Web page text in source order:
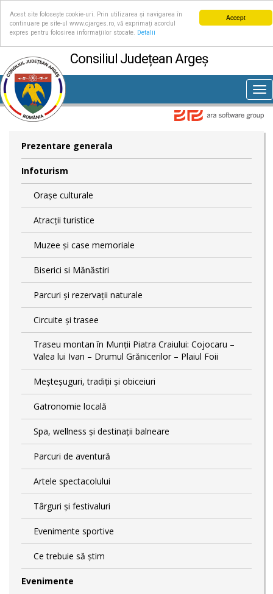
Accept
Acest site folosește cookie-uri. Prin utilizarea și navigarea în
continuare pe site-ul www.cjarges.ro, vă exprimați acordul
expres pentru folosirea informațiilor stocate.
Detalii
Consiliul Județean Argeș
Prezentare generala
Infoturism
Orașe culturale
Atracții turistice
Muzee și case memoriale
Biserici si Mănăstiri
Parcuri și rezervații naturale
Circuite și trasee
Traseu montan în Munții Piatra Craiului: Cojocaru –
Valea lui Ivan – Drumul Grănicerilor – Plaiul Foii
Meșteșuguri, tradiții și obiceiuri
Gatronomie locală
Spa, wellness și destinații balneare
Parcuri de aventură
Artele spectacolului
Târguri și festivaluri
Evenimente sportive
Ce trebuie să știm
Evenimente